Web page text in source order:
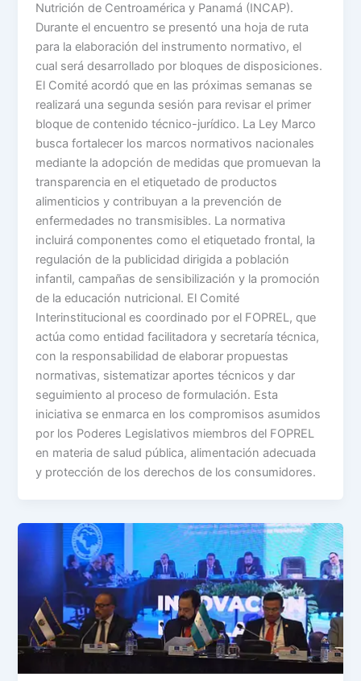
Nutrición de Centroamérica y Panamá (INCAP).
Durante el encuentro se presentó una hoja de ruta
para la elaboración del instrumento normativo, el
cual será desarrollado por bloques de disposiciones.
El Comité acordó que en las próximas semanas se
realizará una segunda sesión para revisar el primer
bloque de contenido técnico-jurídico. La Ley Marco
busca fortalecer los marcos normativos nacionales
mediante la adopción de medidas que promuevan la
transparencia en el etiquetado de productos
alimenticios y contribuyan a la prevención de
enfermedades no transmisibles. La normativa
incluirá componentes como el etiquetado frontal, la
regulación de la publicidad dirigida a población
infantil, campañas de sensibilización y la promoción
de la educación nutricional. El Comité
Interinstitucional es coordinado por el FOPREL, que
actúa como entidad facilitadora y secretaría técnica,
con la responsabilidad de elaborar propuestas
normativas, sistematizar aportes técnicos y dar
seguimiento al proceso de formulación. Esta
iniciativa se enmarca en los compromisos asumidos
por los Poderes Legislativos miembros del FOPREL
en materia de salud pública, alimentación adecuada
y protección de los derechos de los consumidores.